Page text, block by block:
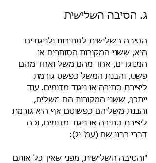
ג. הסיבה השלישית
הסיבה השלישית לסתירות ולניגודים
היא, ששני המקורות הסותרים או
המנוגדים, אחד מהם משל ואחד מהם
פשט, והבנת המשל כפשט גורמת
ליצירת סתירה או ניגוד מדומים. עוד
ייתכן, ששני המקורות הם משלים,
והבנת משליהם כפשוטם אף היא גורמת
ליצירת סתירה או ניגוד מדומים, וכֹה
דברי רבנו שם (עמ' יג):
"והסיבה השלישית, מפני שאין כל אותם